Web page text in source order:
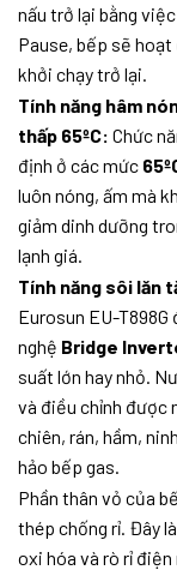
nấu trở lại bằng
Pause, bếp sẽ
khởi chạy trở lại.
Tính năng hâm
thấp 65ºC: Chức
định ở các mức
luôn nóng, ấm mà
giảm dinh dưỡng
lạnh giá.
Tính năng sôi lăn
Eurosun EU-
nghệ Bridge
suất lớn hay nhỏ.
và điều chỉnh được
chiên, rán, hầm,
hảo bếp gas.
Phần thân vỏ của
thép chống rỉ. Đây
oxi hóa và rò rỉ